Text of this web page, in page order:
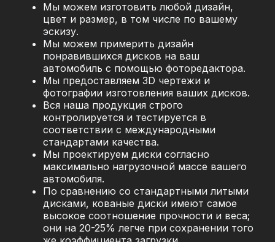
Мы можем изготовить любой дизайн,
цвет и размер, в том числе по вашему
эскизу.
Мы можем примерить дизайн
понравившихся дисков на ваш
автомобиль с помощью фоторедактора.
Мы предоставляем 3D чертежи и
фотографии изготовления ваших дисков.
Вся наша продукция строго
контролируется и тестируется в
соответствии с международными
стандартами качества.
Мы проектируем диски согласно
максимально нагрузочной массе вашего
автомобиля.
По сравнению со стандартными литыми
дисками, кованые диски имеют самое
высокое соотношение прочности и веса;
они на 20-25% легче при сохранении того